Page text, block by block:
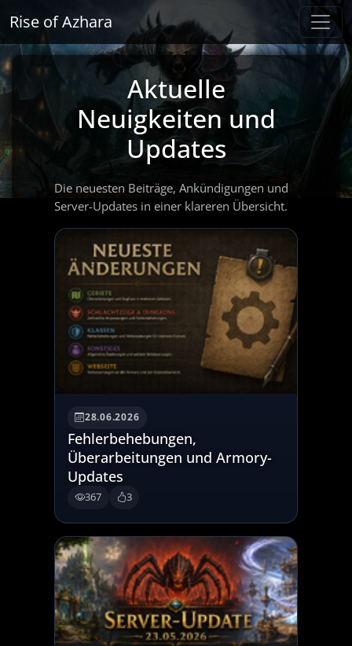
Rise of Azhara
Aktuelle
Neuigkeiten und
Updates
Die neuesten Beiträge, Ankündigungen und
Server-Updates in einer klareren Übersicht.
28.06.2026
Fehlerbehebungen,
Überarbeitungen und Armory-
Updates
367 3